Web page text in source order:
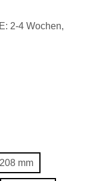
2-4 Wochen,
mm